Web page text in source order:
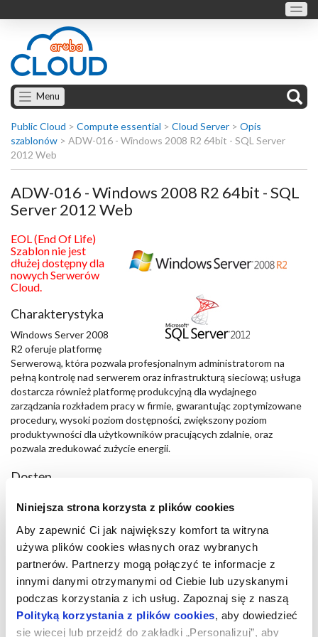
Niniejsza strona korzysta z plików cookies
Aby zapewnić Ci jak największy komfort ta witryna
używa plików cookies własnych oraz wybranych
partnerów. Partnerzy mogą połączyć te informacje z
innymi danymi otrzymanymi od Ciebie lub uzyskanymi
podczas korzystania z ich usług. Zapoznaj się z naszą
Polityką korzystania z plików cookies, aby dowiedzieć
się więcej lub przejdź do zakładki „Personalizuj”, aby
Menu
Public Cloud > Compute essential > Cloud Server > Opis
szablonów > ADW-016 - Windows 2008 R2 64bit - SQL Server
2012 Web
ADW-016 - Windows 2008 R2 64bit - SQL
Server 2012 Web
EOL (End Of Life)
Szablon nie jest
dłużej dostępny dla
nowych Serwerów
Cloud.
Charakterystyka
Windows Server 2008
R2 oferuje platformę
Serwerową, która pozwala profesjonalnym administratorom na
pełną kontrolę nad serwerem oraz infrastrukturą sieciową; usługa
dostarcza również platformę produkcyjną dla wydajnego
zarządzania rozkładem pracy w firmie, gwarantując zoptymizowane
procedury, wysoki poziom dostępności, zwiększony poziom
produktywności dla użytkowników pracujących zdalnie, oraz
pozwala zredukować zużycie energii.
Dostęp
pomocą użytkownika Administrator oraz hasła ustawionego w
czasie instalacji. Dostęp do bazy danych jest możliwy z
wykorzystaniem użytkownika “sa” oraz hasła ustawionego w czasie
instalacji.
Konfiguracja
Microsoft Forefront Endpoint Protection jest preinstalowany na
systemie.
Firewall Windows jest aktywny i blokuje wszelki ruch przychodzący